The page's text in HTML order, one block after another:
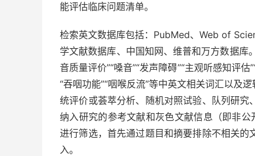
能评估临床问题清单。
检索英文数据库包括：PubMed、Web of
学文献数据库、中国知网、维普和万方数据库
音质量评价”“嗓音”“发声障碍”“主观听感知评估
“吞咽功能”“咽喉反流”等中英文相关词汇以及
统评价或荟萃分析、随机对照试验、队列研究
纳入研究的参考文献和灰色文献信息（即非
进行筛选，首先通过题目和摘要排除不相关
入。